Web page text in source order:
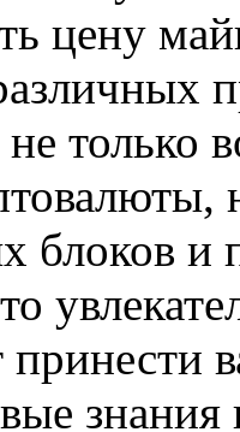
цену
только
блоков и